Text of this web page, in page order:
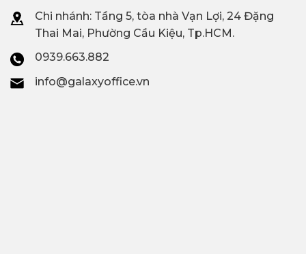
Chi nhánh: Tầng 5, tòa nhà Vạn Lợi, 24 Đặng
Thai Mai, Phường Cầu Kiệu, Tp.HCM.
0939.663.882
info@galaxyoffice.vn